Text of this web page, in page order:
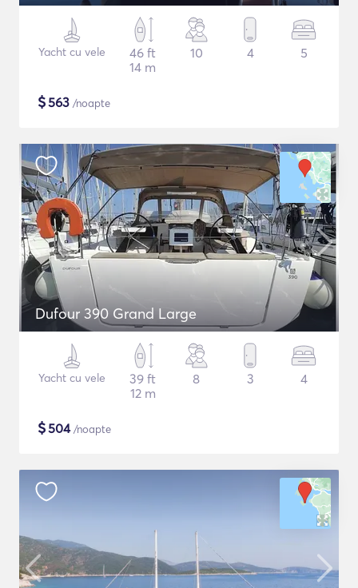
Yacht cu vele
46 ft
14 m
10 4 5
$563 /noapte
Dufour 390 Grand Large
Yacht cu vele
39 ft
12 m
8 3 4
$504/noapte